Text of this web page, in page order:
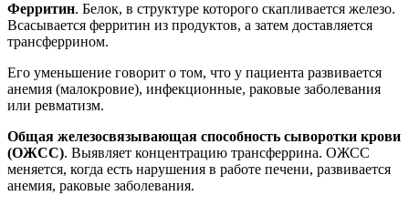
Ферритин. Белок, в структуре которого скапливается железо.
Всасывается ферритин из продуктов, а затем доставляется
трансферрином.
Его уменьшение говорит о том, что у пациента развивается
анемия (малокровие), инфекционные, раковые заболевания
или ревматизм.
Общая железосвязывающая способность сыворотки крови
(ОЖСС). Выявляет концентрацию трансферрина. ОЖСС
меняется, когда есть нарушения в работе печени, развивается
анемия, раковые заболевания.